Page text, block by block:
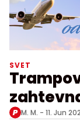
SVET
M. M. - 11. Jun